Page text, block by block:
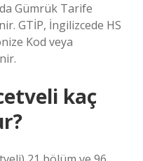
Gümrük Tarife
GTİP, İngilizcede HS
Kod veya
kaç